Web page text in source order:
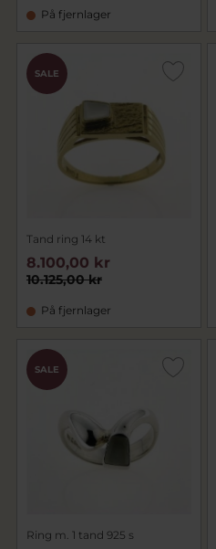
På fjernlager
SALE
Tand ring 14 kt
10.125,00 kr
8.100,00 kr
På fjernlager
SALE
Ring m. 1 tand 925 s